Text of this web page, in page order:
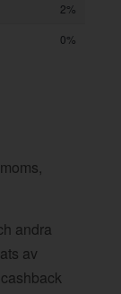
2%
0%
andra
av